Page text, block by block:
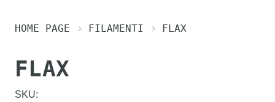
HOME PAGE FILAMENTI FLAX
FLAX
SKU: